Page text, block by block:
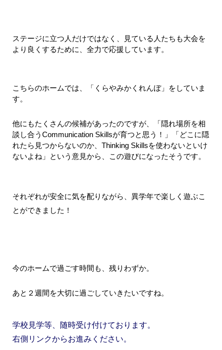
ステージに立つ人だけではなく、見ている人たちも大会を
より良くするために、全力で応援しています。
こちらのホームでは、「くらやみかくれんぼ」をしていま
す。
他にもたくさんの候補があったのですが、「隠れ場所を相
談し合うCommunication Skillsが育つと思う！」「どこに隠
れたら見つからないのか、Thinking Skillsを使わないといけ
ないよね」という意見から、この遊びになったそうです。
それぞれが安全に気を配りながら、異学年で楽しく遊ぶこ
とができました！
今のホームで過ごす時間も、残りわずか。
あと２週間を大切に過ごしていきたいですね。
学校見学等、随時受け付けております。
右側リンクからお進みください。